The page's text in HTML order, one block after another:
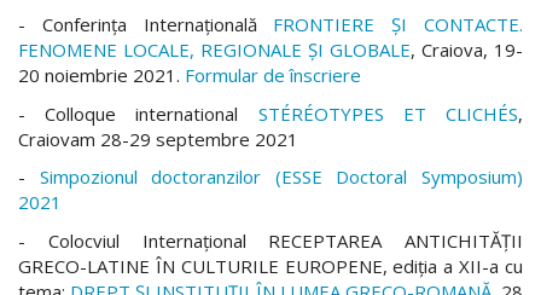
- Conferința Internațională FRONTIERE ȘI CONTACTE.
FENOMENE LOCALE, REGIONALE ȘI GLOBALE, Craiova, 19-
20 noiembrie 2021. Formular de înscriere
- Colloque international STÉRÉOTYPES ET CLICHÉS,
Craiovam 28-29 septembre 2021
- Simpozionul doctoranzilor (ESSE Doctoral Symposium)
2021
- Colocviul Internațional RECEPTAREA ANTICHITĂȚII
GRECO-LATINE ÎN CULTURILE EUROPENE, ediția a XII-a cu